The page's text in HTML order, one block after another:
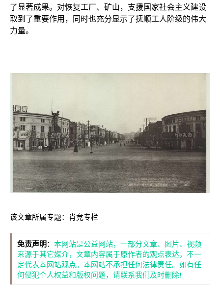
了显著成果。对恢复工厂、矿山，支援国家社会主义建设
取到了重要作用，同时也充分显示了抚顺工人阶级的伟大
力量。
该文章所属专题： 肖竞专栏
免责声明 ： 本网站是公益网站，一部分文章、图片、视频
来源于其它媒介，文章内容属于原作者的观点表达，不一
定代表本网站观点。本网站不承担任何法律责任。如有任
何侵犯个人权益和版权问题，请联系我们及时删除!